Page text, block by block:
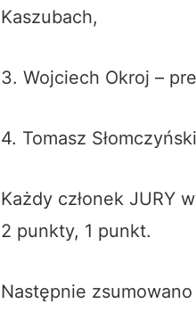
Kaszubach,
3. Wojciech Okroj –
4. Tomasz Słomczyński
Każdy członek JURY
2 punkty, 1 punkt.
Następnie